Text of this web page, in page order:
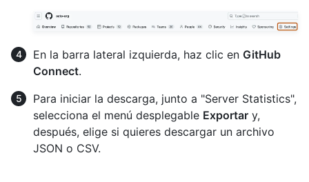
En la barra lateral izquierda, haz clic en GitHub
Connect.
Para iniciar la descarga, junto a "Server Statistics",
selecciona el menú desplegable Exportar y,
después, elige si quieres descargar un archivo
JSON o CSV.